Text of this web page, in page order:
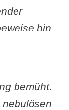
bin
bemüht.